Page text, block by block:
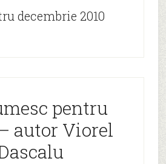
decembrie 2010
pentru
autor Viorel